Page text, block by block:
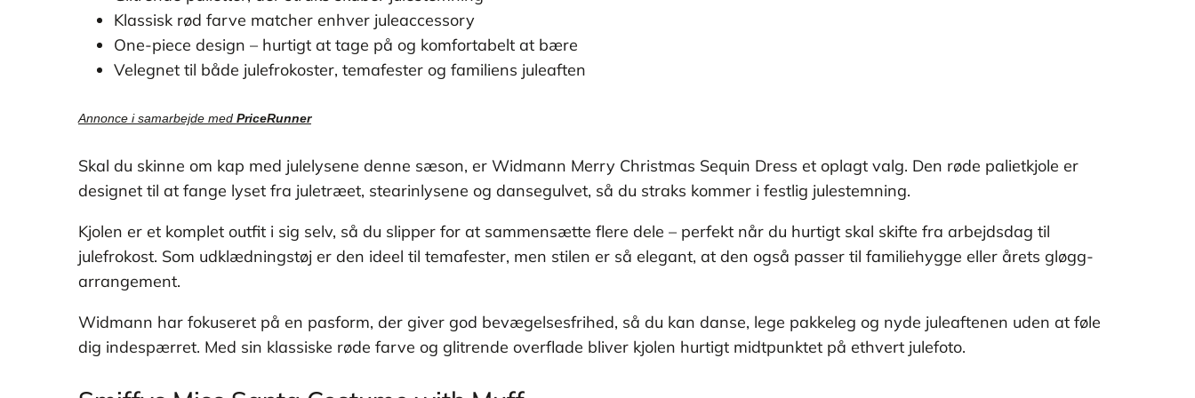
Klassisk rød farve matcher enhver juleaccessory
One-piece design – hurtigt at tage på og komfortabelt at bære
Velegnet til både julefrokoster, temafester og familiens juleaften
Annonce i samarbejde med PriceRunner
Skal du skinne om kap med julelysene denne sæson, er Widmann Merry Christmas Sequin Dress et oplagt valg. Den røde palietkjole er
designet til at fange lyset fra juletræet, stearinlysene og dansegulvet, så du straks kommer i festlig julestemning.
Kjolen er et komplet outfit i sig selv, så du slipper for at sammensætte flere dele – perfekt når du hurtigt skal skifte fra arbejdsdag til
julefrokost. Som udklædningstøj er den ideel til temafester, men stilen er så elegant, at den også passer til familiehygge eller årets gløgg-
arrangement.
Widmann har fokuseret på en pasform, der giver god bevægelsesfrihed, så du kan danse, lege pakkeleg og nyde juleaftenen uden at føle
dig indespærret. Med sin klassiske røde farve og glitrende overflade bliver kjolen hurtigt midtpunktet på ethvert julefoto.